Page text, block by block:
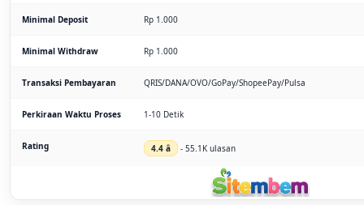
Minimal Deposit Rp 1.000
Minimal Withdraw Rp 1.000
Transaksi Pembayaran QRIS/DANA/OVO/GoPay/ShopeePay/Pulsa
Perkiraan Waktu Proses 1-10 Detik
Rating 4.4 â­ - 55.1K ulasan